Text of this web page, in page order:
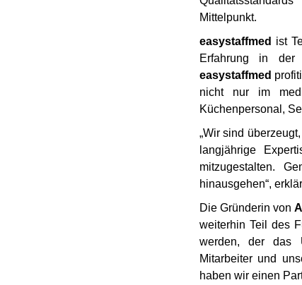
Mittelpunkt.
easystaffmed ist
Erfahrung in der
easystaffmed
nicht nur im
Küchenpersonal,
„Wir sind
langjährige
mitzugestalten.
hinausgehen“,
Die Gründerin von
weiterhin Teil des
werden, der das
Mitarbeiter und
haben wir einen